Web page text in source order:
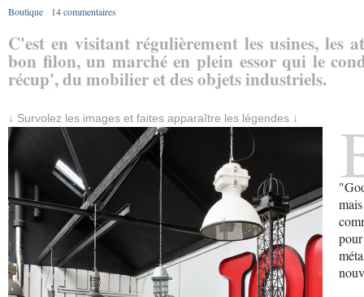
Boutique 14 commentaires
C'est en visitant régulièrement les usines, les
bon filon, un marché en plein essor qui le
récup', du mobilier et des objets industriels.
↓ Survolez les images et faites apparaître les légendes ↓